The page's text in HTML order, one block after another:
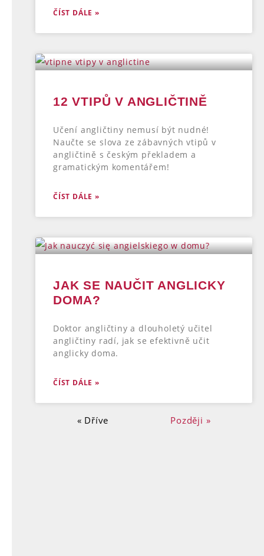
ČÍST DÁLE »
12 VTIPŮ V ANGLIČTINĚ
Učení angličtiny nemusí být nudné!
Naučte se slova ze zábavných vtipů v
angličtině s českým překladem a
gramatickým komentářem!
ČÍST DÁLE »
JAK SE NAUČIT ANGLICKY
DOMA?
Doktor angličtiny a dlouholetý učitel
angličtiny radí, jak se efektivně učit
anglicky doma.
ČÍST DÁLE »
« Dříve Později »